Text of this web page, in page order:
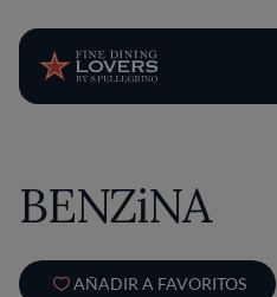
BENZiNA
AÑADIR A FAVORITOS